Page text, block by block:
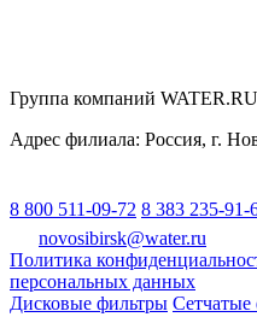
Группа компаний
Адрес филиала: Россия, г.
8 800 511-09-72 8 383 235-91-
novosibirsk@water.ru
Политика
персональных данных
Дисковые фильтры